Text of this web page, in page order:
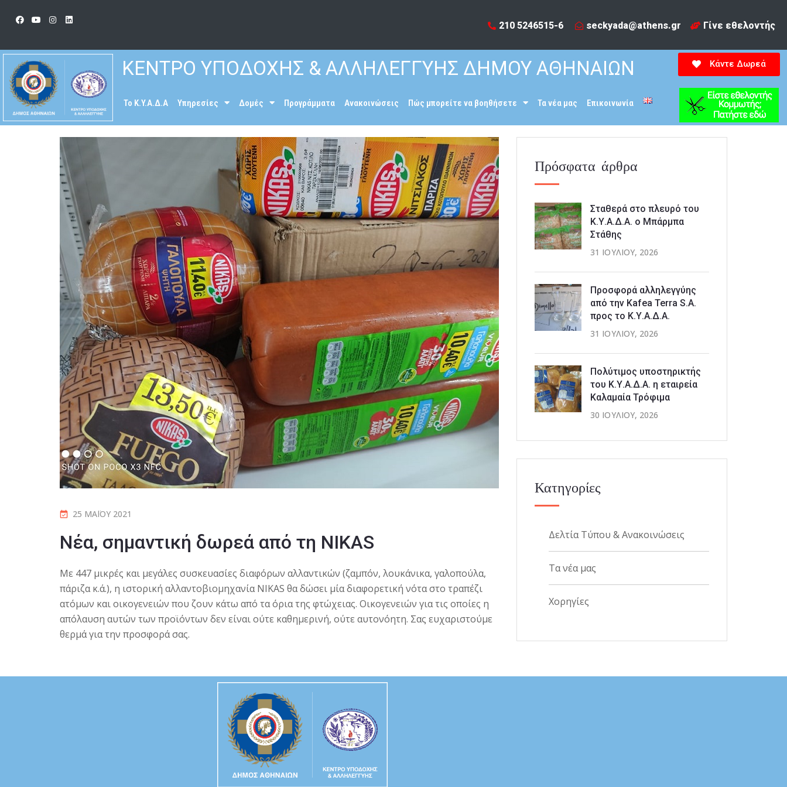
210 5246515-6​ seckyada@athens.gr Γίνε εθελοντής
ΚΕΝΤΡΟ ΥΠΟΔΟΧΗΣ & ΑΛΛΗΛΕΓΓΥΗΣ ΔΗΜΟΥ ΑΘΗΝΑΙΩΝ
To K.Y.A.Δ.Α Υπηρεσίες Δομές Προγράμματα Ανακοινώσεις Πώς μπορείτε να βοηθήσετε Τα νέα μας Επικοινωνία
Κάντε Δωρεά
25 ΜΑΪ́ΟΥ 2021
Νέα, σημαντική δωρεά από τη NIKAS
Με 447 μικρές και μεγάλες συσκευασίες διαφόρων αλλαντικών (ζαμπόν, λουκάνικα, γαλοπούλα,
πάριζα κ.ά.), η ιστορική αλλαντοβιομηχανία NIKAS θα δώσει μία διαφορετική νότα στο τραπέζι
ατόμων και οικογενειών που ζουν κάτω από τα όρια της φτώχειας. Οικογενειών για τις οποίες η
απόλαυση αυτών των προϊόντων δεν είναι ούτε καθημερινή, ούτε αυτονόητη. Σας ευχαριστούμε
θερμά για την προσφορά σας.
Πρόσφατα άρθρα
Σταθερά στο πλευρό του
Κ.Υ.Α.Δ.Α. ο Μπάρμπα
Στάθης
31 ΙΟΥΛΊΟΥ, 2026
Προσφορά αλληλεγγύης
από την Kafea Terra S.A.
προς το Κ.Υ.Α.Δ.Α.
31 ΙΟΥΛΊΟΥ, 2026
Πολύτιμος υποστηρικτής
του Κ.Υ.Α.Δ.Α. η εταιρεία
Καλαμαία Τρόφιμα
30 ΙΟΥΛΊΟΥ, 2026
Κατηγορίες
Δελτία Τύπου & Ανακοινώσεις
Τα νέα μας
Χορηγίες